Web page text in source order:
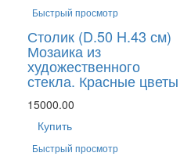
Быстрый просмотр
Столик (D.50 H.43 см)
Мозаика из
художественного
стекла. Красные цветы
15000.00
Купить
Быстрый просмотр